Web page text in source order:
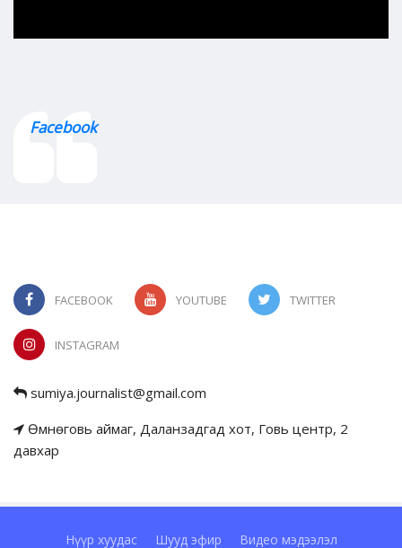
Facebook
FACEBOOK YOUTUBE TWITTER
INSTAGRAM
sumiya.journalist@gmail.com
Өмнөговь аймаг, Даланзадгад хот, Говь центр, 2
давхар
Нүүр хуудас Шууд эфир Видео мэдээлэл